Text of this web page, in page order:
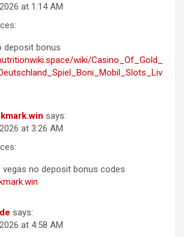
at 1:14 AM
deposit bonus
wiki/Casino_Of_Gold_
says:
at 3:26 AM
no deposit bonus codes
says:
at 4:58 AM